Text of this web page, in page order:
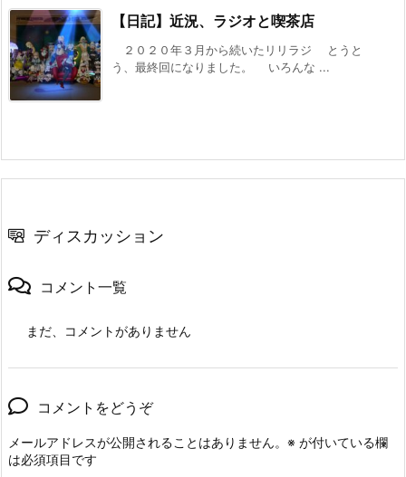
【日記】近況、ラジオと喫茶店
２０２０年３月から続いたリリラジ とうと
う、最終回になりました。 いろんな ...
ディスカッション
コメント一覧
まだ、コメントがありません
コメントをどうぞ
メールアドレスが公開されることはありません。 ※ が付いている欄
は必須項目です